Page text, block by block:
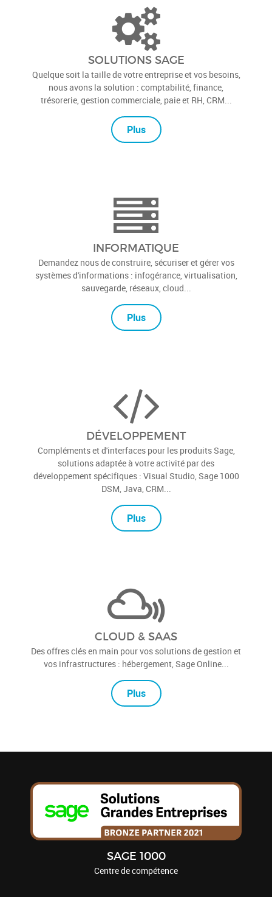
SOLUTIONS SAGE
Quelque soit la taille de votre entreprise et vos besoins,
nous avons la solution : comptabilité, finance,
trésorerie, gestion commerciale, paie et RH, CRM...
INFORMATIQUE
Demandez nous de construire, sécuriser et gérer vos
systèmes d'informations : infogérance, virtualisation,
sauvegarde, réseaux, cloud...
DÉVELOPPEMENT
Compléments et d'interfaces pour les produits Sage,
solutions adaptée à votre activité par des
développement spécifiques : Visual Studio, Sage 1000
DSM, Java, CRM...
CLOUD & SAAS
Des offres clés en main pour vos solutions de gestion et
vos infrastructures : hébergement, Sage Online...
SAGE 1000